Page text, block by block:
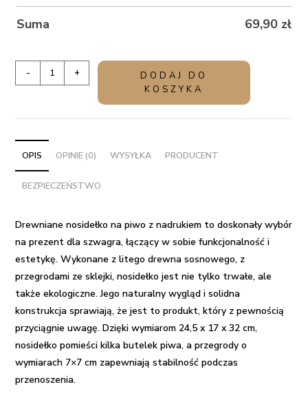
Suma 69,90 zł
Praktyczny
szwagra
Drewniane
nosidełko
piwo
z
nadrukiem
-
Rady
- +
DODAJ DO
KOSZYKA
OPIS OPINIE (0) WYSYŁKA PRODUCENT
BEZPIECZEŃSTWO
Drewniane nosidełko na piwo z nadrukiem to doskonały wybór
na prezent dla szwagra, łączący w sobie funkcjonalność i
estetykę. Wykonane z litego drewna sosnowego, z
przegrodami ze sklejki, nosidełko jest nie tylko trwałe, ale
także ekologiczne. Jego naturalny wygląd i solidna
konstrukcja sprawiają, że jest to produkt, który z pewnością
przyciągnie uwagę. Dzięki wymiarom 24,5 x 17 x 32 cm,
nosidełko pomieści kilka butelek piwa, a przegrody o
wymiarach 7×7 cm zapewniają stabilność podczas
przenoszenia.